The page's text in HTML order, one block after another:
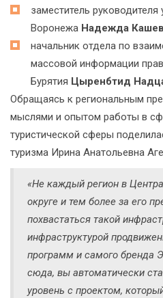
заместитель руководителя
Воронежа Надежда
начальник отдела по
массовой информации
Бурятия Цыренбтид
Обращаясь к региональным
мыслями и опытом работы в
туристической сферы
туризма Ирина Анатольевна
«Не каждый регион в
округе и тем более за его
похвастаться такой
инфраструктурой
программ и самого
сюда, вы автоматически
уровень с проектом,